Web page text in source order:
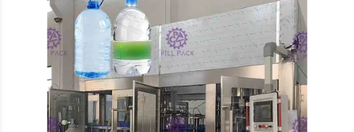
SITE
POLITIQUE
CONFIDENTIALITÉ